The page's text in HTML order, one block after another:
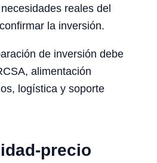
reales del
la inversión.
de inversión debe
alimentación
logística y soporte
precio